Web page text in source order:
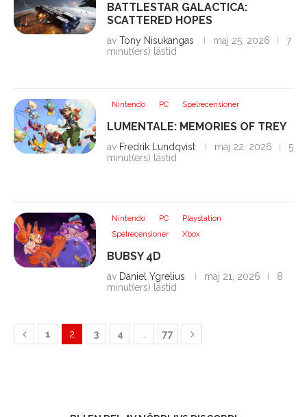
BATTLESTAR GALACTICA:
SCATTERED HOPES
av Tony Nisukangas maj 25, 2026
7
minut(ers) lästid
Nintendo PC Spelrecensioner
LUMENTALE: MEMORIES OF TREY
av Fredrik Lundqvist maj 22, 2026
5
minut(ers) lästid
Nintendo PC
Playstation
Spelrecensioner
Xbox
BUBSY 4D
av Daniel Ygrelius maj 21, 2026
8
minut(ers) lästid
1 2 3 4 77